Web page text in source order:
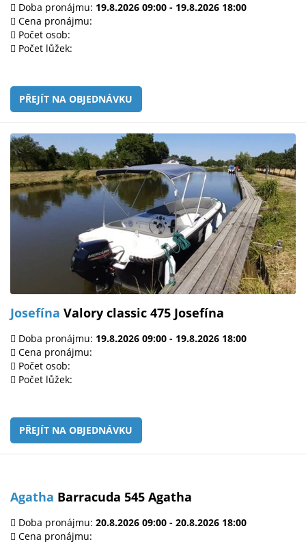
Doba pronájmu: 19.8.2026 09:00 - 19.8.2026 18:00
Cena pronájmu:
Počet osob:
Počet lůžek:
PŘEJÍT NA OBJEDNÁVKU
Josefína Valory classic 475 Josefína
Doba pronájmu: 19.8.2026 09:00 - 19.8.2026 18:00
Cena pronájmu:
Počet osob:
Počet lůžek:
PŘEJÍT NA OBJEDNÁVKU
Agatha Barracuda 545 Agatha
Doba pronájmu: 20.8.2026 09:00 - 20.8.2026 18:00
Cena pronájmu: